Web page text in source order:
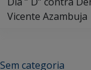
Vicente Azambuja
Sem categoria